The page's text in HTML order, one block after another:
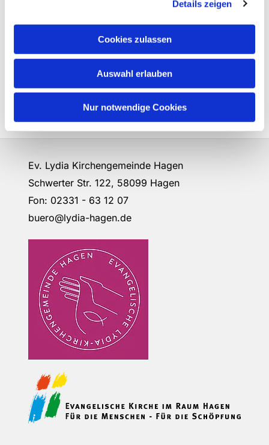
Details zeigen
Cookies zulassen
Auswahl erlauben
Nur notwendige Cookies
Ev. Lydia Kirchengemeinde Hagen
Schwerter Str. 122, 58099 Hagen
Fon: 02331 - 63 12 07
buero@lydia-hagen.de